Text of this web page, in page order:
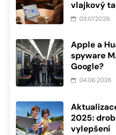
vlajkový
03.07.2026
Apple a
spyware
Google?
04.06.2026
2025:
vylepšení